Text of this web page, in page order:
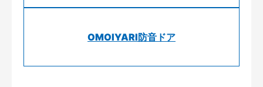
OMOIYARI防音ドア